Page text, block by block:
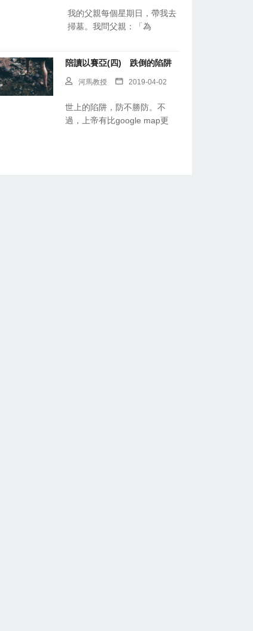
我的父親每個星期日，帶我去
掃墓。我問父親：「為
陪讀以賽亞(四) 跌倒的陷阱
河馬教授 2019-04-02
世上的陷阱，防不勝防。不
過，上帝有比google map更